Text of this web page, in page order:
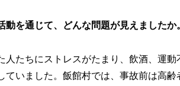
を通じて、どんな問題が見えましたか
たちにストレスがたまり、飲酒、運動
ていました。飯館村では、事故前は高